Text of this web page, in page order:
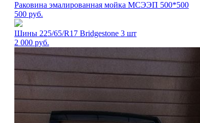
Раковина эмалированная мойка МСЭЭП 500*500
500 руб.
Шины 225/65/R17 Bridgestone 3 шт
2 000 руб.